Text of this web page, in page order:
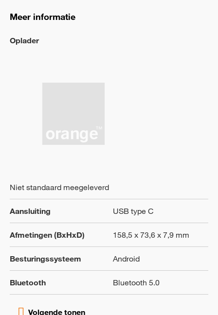
Meer informatie
Oplader
Niet standaard meegeleverd
Aansluiting USB type C
Afmetingen (BxHxD) 158,5 x 73,6 x 7,9 mm
Besturingssysteem Android
Bluetooth Bluetooth 5.0